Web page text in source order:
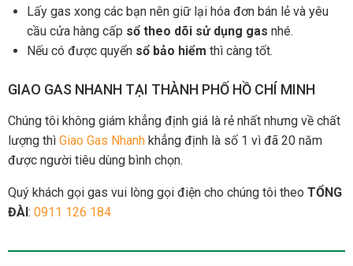
Lấy gas xong các bạn nên giữ lại hóa đơn bán lẻ và yêu
cầu cửa hàng cấp sổ theo dõi sử dụng gas nhé.
Nếu có được quyển sổ bảo hiểm thì càng tốt.
GIAO GAS NHANH TẠI THÀNH PHỐ HỒ CHÍ MINH
Chúng tôi không giám khẳng định giá là rẻ nhất nhưng về chất
lượng thì Giao Gas Nhanh khẳng định là số 1 vì đã 20 năm
được người tiêu dùng bình chọn.
Quý khách gọi gas vui lòng gọi điện cho chúng tôi theo TỔNG
ĐÀI: 0911 126 184